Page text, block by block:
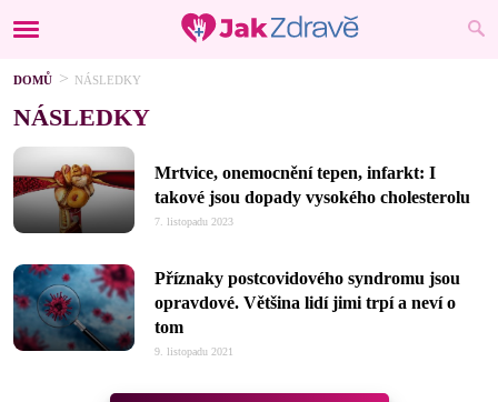
DOMŮ NÁSLEDKY
NÁSLEDKY
Mrtvice, onemocnění tepen, infarkt: I
takové jsou dopady vysokého cholesterolu
7. listopadu 2023
Příznaky postcovidového syndromu jsou
opravdové. Většina lidí jimi trpí a neví o
tom
9. listopadu 2021